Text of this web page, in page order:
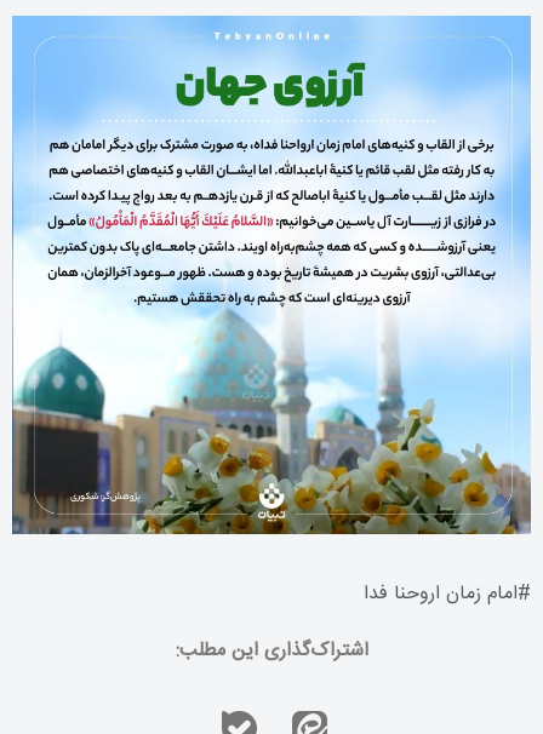
#امام زمان اروحنا فدا
اشتراک‌گذاری این مطلب: